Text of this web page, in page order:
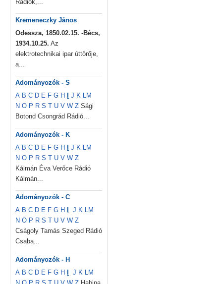
Rádiók,...
Kremeneczky János
Odessza, 1850.02.15. -Bécs,
1934.10.25. Az
elektrotechnikai ipar úttörője,
a...
Adományozók - S
A B C D E F G H J K LM
N O P R S T U V W Z Sági
Botond Csongrád Rádió...
Adományozók - K
A B C D E F G H J K LM
N O P R S T U V W Z
Kálmán Éva Verőce Rádió
Kálmán...
Adományozók - C
A B C D E F G H J K LM
N O P R S T U V W Z
Cságoly Tamás Szeged Rádió
Csaba...
Adományozók - H
A B C D E F G H J K LM